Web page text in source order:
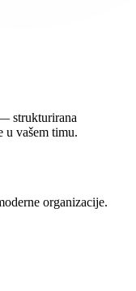
strukturirana
u vašem timu.
organizacije.